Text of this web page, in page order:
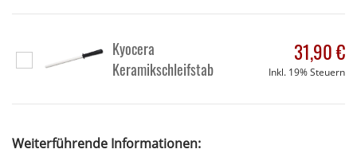
In
Kyocera
Keramikschleifstab
31,90 €
Inkl. 19% Steuern
Weiterführende Informationen: